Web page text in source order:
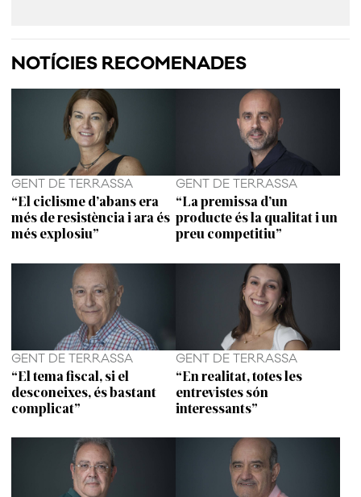
NOTÍCIES RECOMENADES
GENT DE TERRASSA
“El ciclisme d’abans era
més de resistència i ara és
més explosiu”
GENT DE TERRASSA
“La premissa d’un
producte és la qualitat i un
preu competitiu”
GENT DE TERRASSA
“El tema fiscal, si el
desconeixes, és bastant
complicat”
GENT DE TERRASSA
“En realitat, totes les
entrevistes són
interessants”